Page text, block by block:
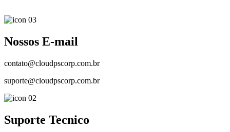
Nossos E-mail
contato@cloudpscorp.com.br
suporte@cloudpscorp.com.br
Suporte Tecnico